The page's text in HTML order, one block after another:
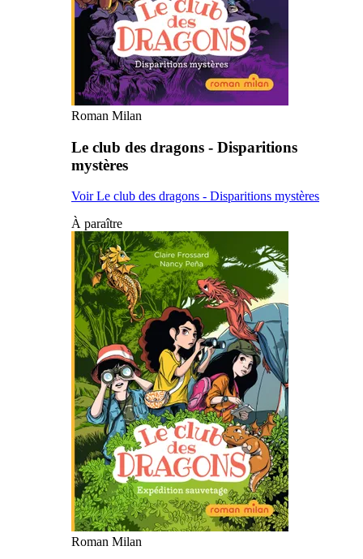
Roman Milan
Le club des dragons - Disparitions
mystères
Voir Le club des dragons - Disparitions mystères
À paraître
Roman Milan